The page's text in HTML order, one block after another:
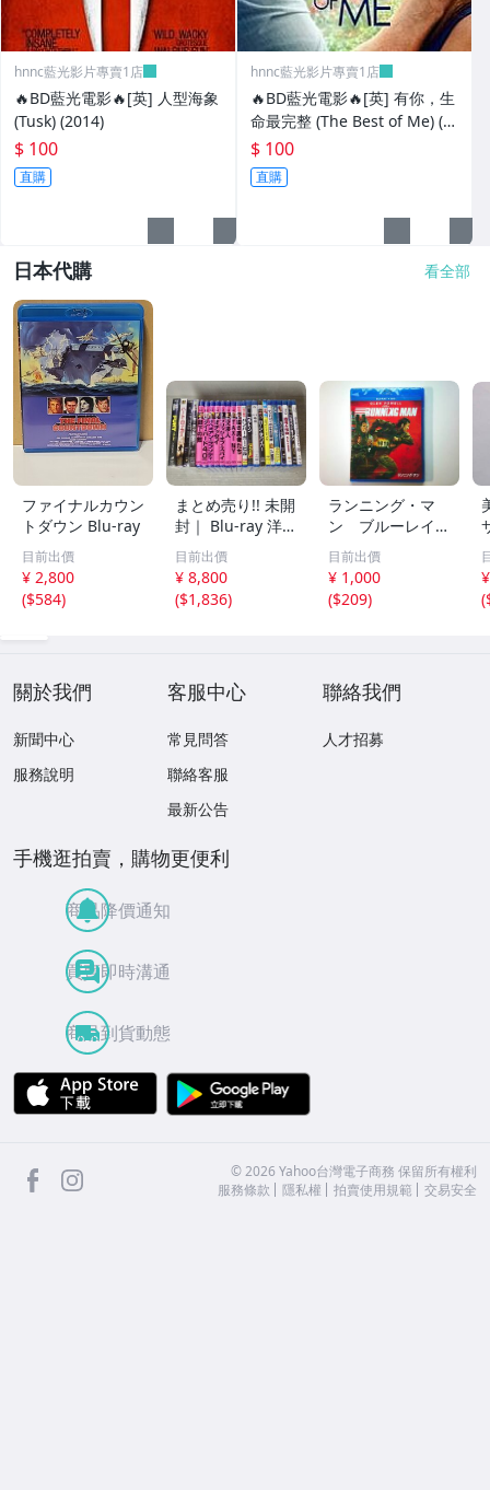
hnnc藍光影片專賣1店
🔥BD藍光電影🔥[英] 人型海象
(Tusk) (2014)
$ 100
直購
hnnc藍光影片專賣1店
🔥BD藍光電影🔥[英] 有你，生
命最完整 (The Best of Me) (2
014)[台版字幕]
$ 100
直購
日本代購 看全部
ファイナルカウン
トダウン Blu-ray
目前出價
¥ 2,800
($584)
まとめ売り!! 未開
封｜ Blu-ray 洋画
まとめて23本セ
ット!! プラトー
ン/オデッセイ/ボ
ヘミアン・ラプソ
目前出價
¥ 8,800
($1,836)
ランニング・マ
ン ブルーレイ
＋ ＤＶＤ セット
グレン・パウエル
エドガー・ライト
目前出價
¥ 1,000
($209)
(
關於我們
新聞中心
服務說明
客服中心
常見問答
聯絡客服
最新公告
聯絡我們
人才招募
手機逛拍賣，購物更便利
商品降價通知
買賣即時溝通
商品到貨動態
APP Store
facebook ©2026 Yahoo台灣電子商務 保留所有權利
服務條款
隱私權 拍賣使用規範 交易安全